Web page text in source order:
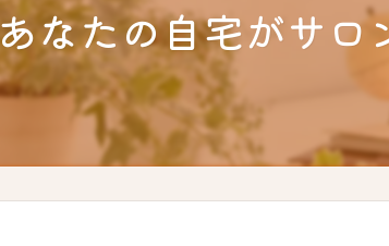
あなたの自宅がサ